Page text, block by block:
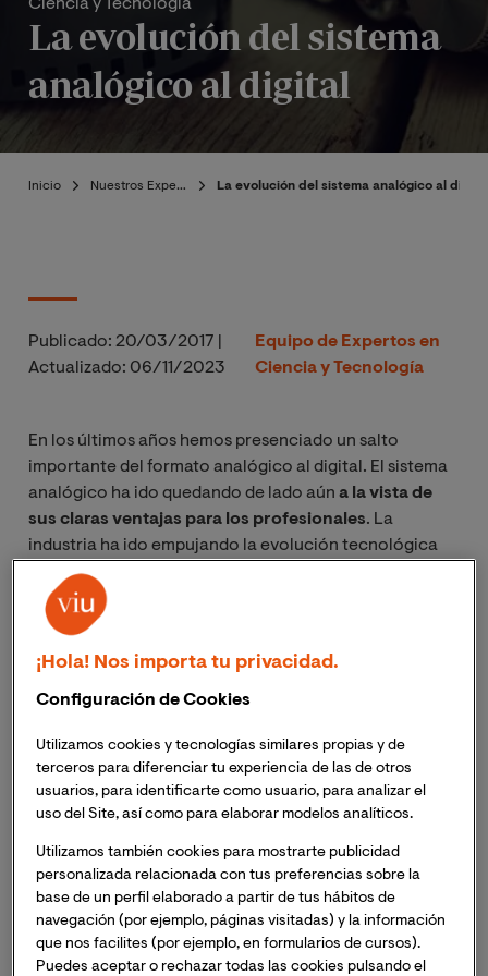
Ciencia y Tecnología
La evolución del sistema
analógico al digital
Inicio Nuestros Expertos La evolución del sistema analógico al
Publicado: 20/03/2017
Actualizado: 06/11/2023
Equipo de Expertos en
Ciencia y Tecnología
En los últimos años hemos presenciado un salto
importante del formato analógico al digital. El sistema
analógico ha ido quedando de lado aún a la vista de
sus claras ventajas para los profesionales. La
industria ha ido empujando la evolución tecnológica
hacia la adopción de un sistema digital cada vez más
extendido.
Para estudiar informática y conocer a fondo las señales
de la evolución que está viviendo la tecnología.
Descarga nuestra guía gratuita: Lo que
debes saber si quieres estudiar informática
Cambios recientes
Hay distintos recursos tecnológicos que han
¡Hola! Nos importa tu privacidad.
Configuración de Cookies
Utilizamos cookies y tecnologías similares propias y de
terceros para diferenciar tu experiencia de las de otros
usuarios, para identificarte como usuario, para analizar el
uso del Site, así como para elaborar modelos analíticos.
Utilizamos también cookies para mostrarte publicidad
personalizada relacionada con tus preferencias sobre la
base de un perfil elaborado a partir de tus hábitos de
navegación (por ejemplo, páginas visitadas) y la información
que nos facilites (por ejemplo, en formularios de cursos).
Puedes aceptar o rechazar todas las cookies pulsando el